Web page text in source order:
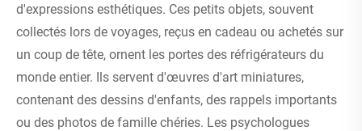
d'expressions esthétiques. Ces petits objets, souvent
collectés lors de voyages, reçus en cadeau ou achetés sur
un coup de tête, ornent les portes des réfrigérateurs du
monde entier. Ils servent d'œuvres d'art miniatures,
contenant des dessins d'enfants, des rappels importants
ou des photos de famille chéries. Les psychologues